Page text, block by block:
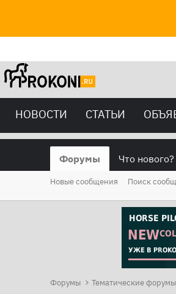
НОВОСТИ СТАТЬИ
Форумы Что нового?
Новые сообщения Поиск
Форумы Тематические форумы